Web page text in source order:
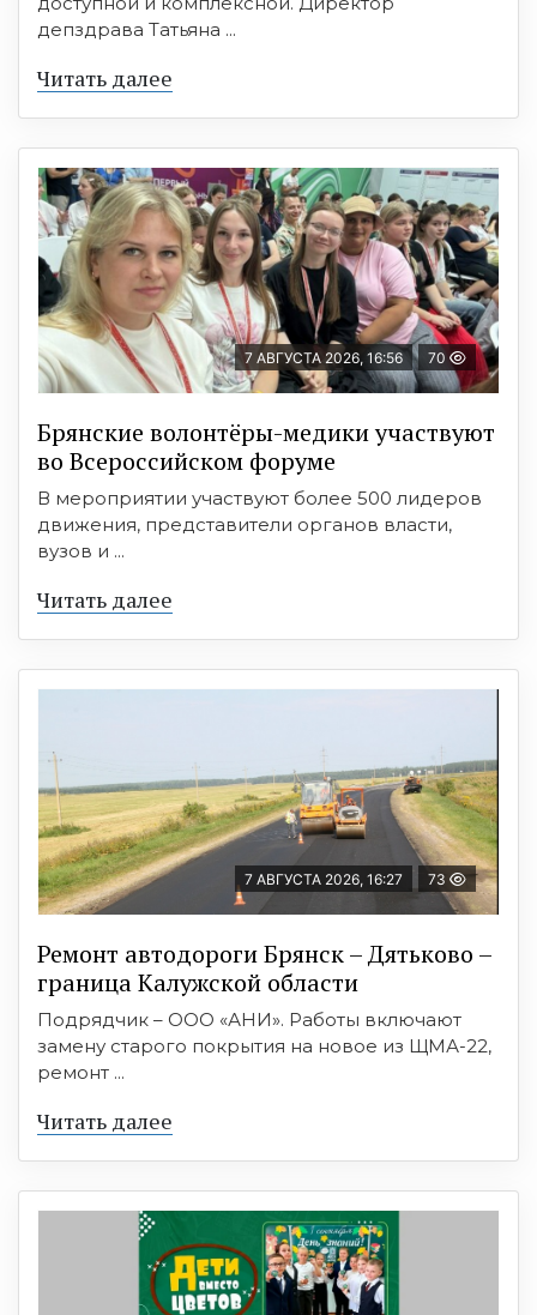
депздрава Татьяна ...
Читать далее
7 АВГУСТА 2026, 16:56 70
Брянские волонтёры-медики участвуют
во Всероссийском форуме
В мероприятии участвуют более 500 лидеров
движения, представители органов власти,
вузов и ...
Читать далее
7 АВГУСТА 2026, 16:27 73
Ремонт автодороги Брянск – Дятьково –
граница Калужской области
Подрядчик – ООО «АНИ». Работы включают
замену старого покрытия на новое из ЩМА-22,
ремонт ...
Читать далее